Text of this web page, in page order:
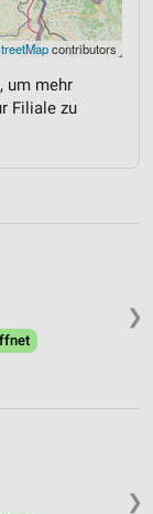
contributors
um mehr
Filiale zu
❯
❯